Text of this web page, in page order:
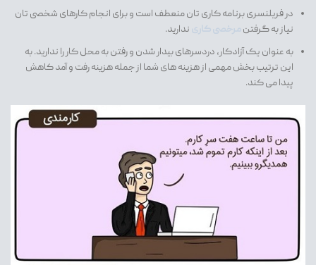
در فریلنسری برنامه کاری تان منعطف است و برای انجام کارهای شخصی تان
نیاز به گرفتن مرخصی کاری ندارید.
به عنوان یک آزادکار، دردسرهای بیدار شدن و رفتن به محل کار را ندارید. به
این ترتیب بخش مهمی از هزینه های شما از جمله هزینه رفت و آمد کاهش
پیدا می کند.